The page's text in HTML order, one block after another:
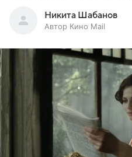
Никита Шабанов
Автор Кино Mail